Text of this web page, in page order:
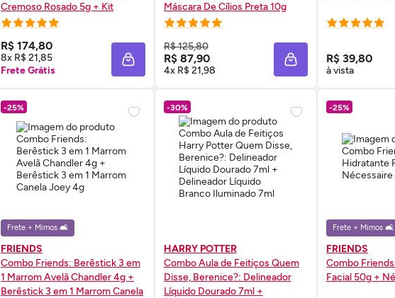
Cremoso Rosado 5g + Kit
Pincéis
R$ 174,80
8x R$ 21,85
Frete Grátis
COMPRE AGORA ❯
ADICIONAR À SACOLA
Máscara De Cílios Preta 10g
R$ 125,80
R$ 87,90
4x R$ 21,98
COMPRE AGORA ❯
ADICIONAR À SACOLA
R$ 39,80
à vista
-25%
Frete + Mimos 🛋️
FRIENDS
Combo Friends: Berêstick 3 em
1 Marrom Avelã Chandler 4g +
Berêstick 3 em 1 Marrom Canela
-30%
HARRY POTTER
Combo Aula de Feitiços Quem
Disse, Berenice?: Delineador
Líquido Dourado 7ml +
-25%
Frete + Mimos 🛋️
FRIENDS
Combo
Facial 50g +